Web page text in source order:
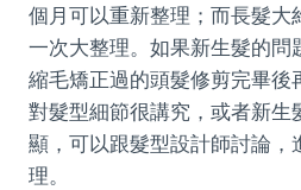
個月可以重新整理；而長髮大
一次大整理。如果新生髮的問
縮毛矯正過的頭髮修剪完畢後
對髮型細節很講究，或者新生
顯，可以跟髮型設計師討論，
理。